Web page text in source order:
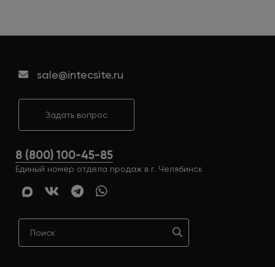
sale@intecsite.ru
Задать вопрос
8 (800) 100-45-85
Единый номер отдела продаж в г. Челябинск